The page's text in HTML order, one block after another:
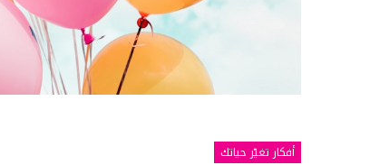
أفكار تغيّر حياتك